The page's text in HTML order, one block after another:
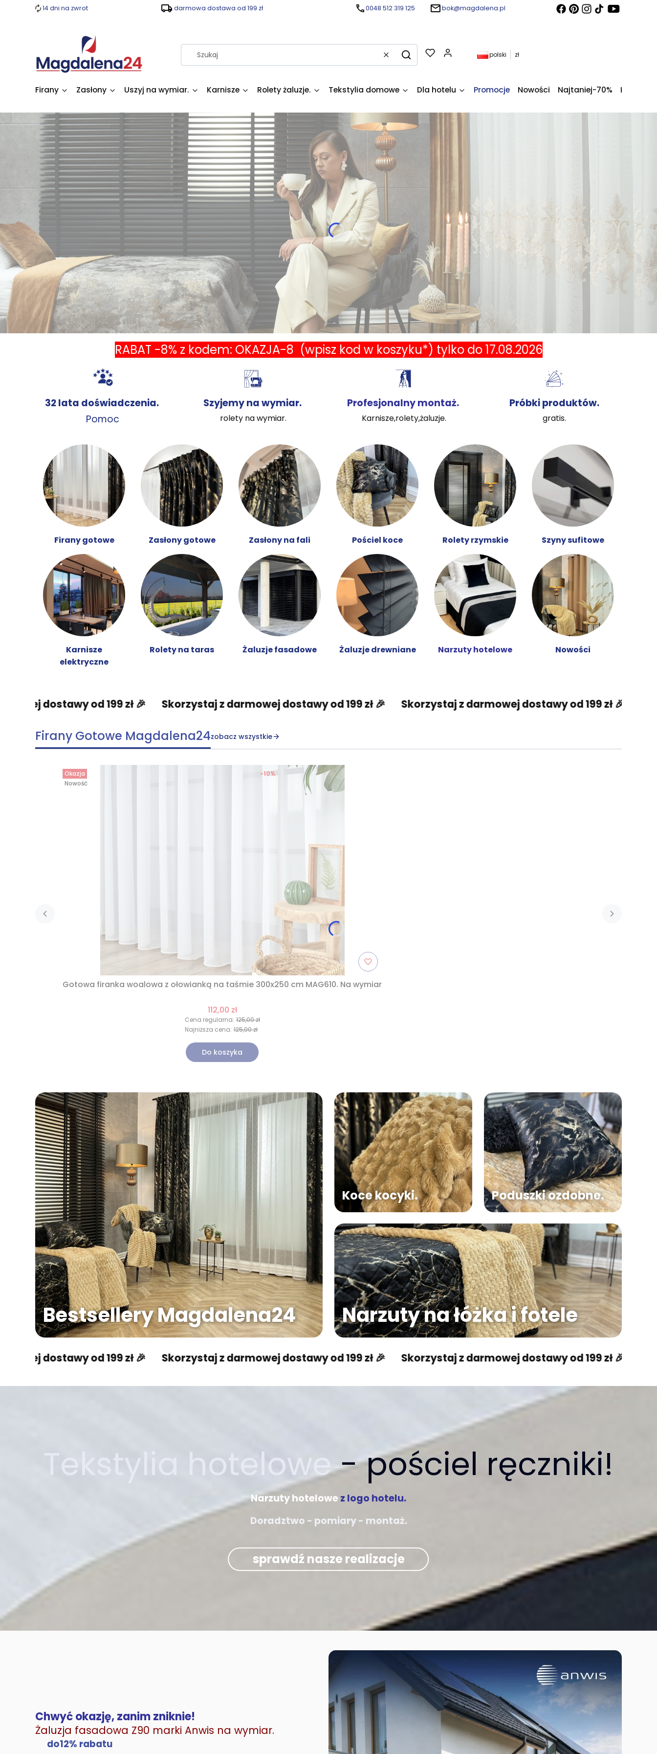
14 dni na zwrot darmowa dostawa od 199 zł 0048 512 319 125 bok@magdalena.pl
WyczyśćSzukaj
Produkty w koszyku: 0. Zobacz szczegóły
polski zł
Firany Zasłony Uszyj na wymiar. Karnisze Rolety żaluzje. Tekstylia domowe Dla hotelu Promocje Nowości Najtaniej-70% Kupony
RABAT -8% z kodem: OKAZJA-8 (wpisz kod w koszyku*) tylko do 17.08.2026
32 lata doświadczenia.
Pomoc
Szyjemy na wymiar.
rolety na wymiar.
Profesjonalny montaż.
Karnisze,rolety,żaluzje.
Próbki produktów.
gratis.
Firany gotowe Zasłony gotowe Zasłony na fali Pościel koce Rolety rzymskie Szyny sufitowe
Karnisze
elektryczne
Rolety na taras Żaluzje fasadowe Żaluzje drewniane Narzuty hotelowe Nowości
od 199 zł 🎉 Skorzystaj z darmowej dostawy od 199 zł 🎉 Skorzystaj z darmowej dostawy od 199 zł 🎉 Skorzystaj z
Firany Gotowe Magdalena24zobacz wszystkie
Okazja
Nowość
Gotowa firanka woalowa z ołowianką na taśmie 300x250 cm MAG610. Na wymiar
112,00 zł
Cena regularna: 125,00 zł
-10%
Najniższa cena: 125,00 zł
Do koszyka
Bestsellery Magdalena24 Narzuty na łóżka i fotele
Koce kocyki. Poduszki ozdobne.
od 199 zł 🎉 Skorzystaj z darmowej dostawy od 199 zł 🎉 Skorzystaj z darmowej dostawy od 199 zł 🎉 Skorzystaj z
Tekstylia hotelowe- pościel ręczniki!
Narzuty hotelowe z logo hotelu.
Doradztwo - pomiary - montaż.
sprawdź nasze realizacje
Chwyć okazję, zanim zniknie!
Żaluzja fasadowa Z90 marki Anwis na wymiar.
do12% rabatu